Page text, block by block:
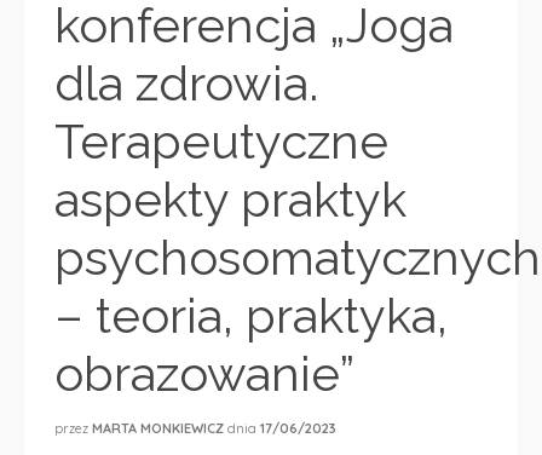
konferencja „Joga
dla zdrowia.
Terapeutyczne
aspekty praktyk
psychosomatycznych
– teoria, praktyka,
obrazowanie”
przez MARTA MONKIEWICZ dnia 17/06/2023